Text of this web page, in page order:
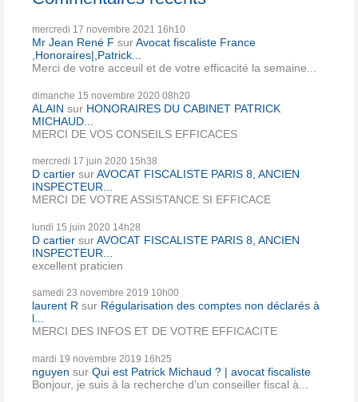
mercredi 17 novembre 2021 16h10
Mr Jean René F surAvocat fiscaliste France
,Honoraires|,Patrick...
Merci de votre acceuil et de votre efficacité la semaine...
dimanche 15 novembre 2020 08h20
ALAIN sur HONORAIRES DU CABINET PATRICK
MICHAUD...
MERCI DE VOS CONSEILS EFFICACES
mercredi 17 juin 2020 15h38
D cartier surAVOCAT FISCALISTE PARIS 8, ANCIEN
INSPECTEUR...
MERCI DE VOTRE ASSISTANCE SI EFFICACE
lundi 15 juin 2020 14h28
D cartier surAVOCAT FISCALISTE PARIS 8, ANCIEN
INSPECTEUR...
excellent praticien
samedi 23 novembre 2019 10h00
laurent R sur Régularisation des comptes non déclarés à
l...
MERCI DES INFOS ET DE VOTRE EFFICACITE
mardi 19 novembre 2019 16h25
nguyen sur Qui est Patrick Michaud ? | avocat fiscaliste
Bonjour, je suis à la recherche d'un conseiller fiscal à...